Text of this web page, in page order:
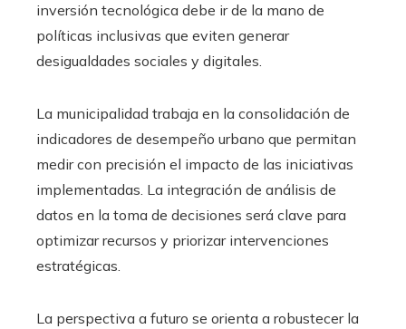
inversión tecnológica debe ir de la mano de
políticas inclusivas que eviten generar
desigualdades sociales y digitales.
La municipalidad trabaja en la consolidación de
indicadores de desempeño urbano que permitan
medir con precisión el impacto de las iniciativas
implementadas. La integración de análisis de
datos en la toma de decisiones será clave para
optimizar recursos y priorizar intervenciones
estratégicas.
La perspectiva a futuro se orienta a robustecer la